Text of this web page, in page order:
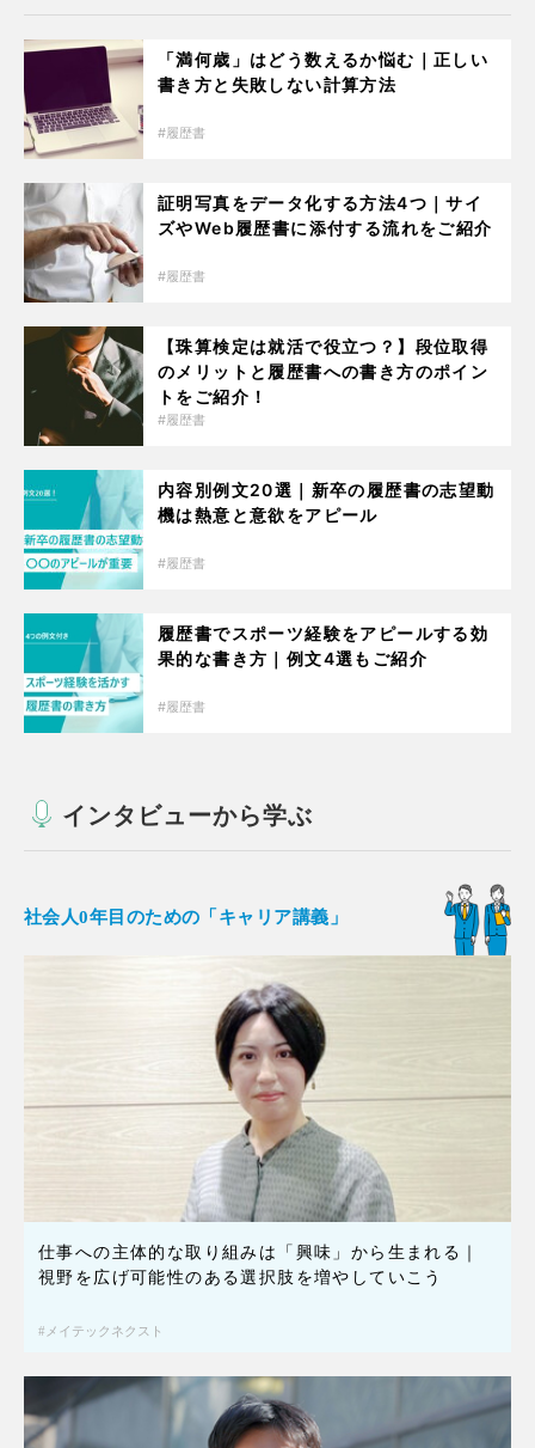
「満何歳」はどう数えるか悩む｜正しい
書き方と失敗しない計算方法
履歴書
証明写真をデータ化する方法4つ｜サイ
ズやWeb履歴書に添付する流れをご紹介
履歴書
【珠算検定は就活で役立つ？】段位取得
のメリットと履歴書への書き方のポイン
トをご紹介！
履歴書
内容別例文20選｜新卒の履歴書の志望動
機は熱意と意欲をアピール
履歴書
履歴書でスポーツ経験をアピールする効
果的な書き方｜例文4選もご紹介
履歴書
インタビューから学ぶ
社会人0年目のための「キャリア講義」
仕事への主体的な取り組みは「興味」から生まれる｜
視野を広げ可能性のある選択肢を増やしていこう
メイテックネクスト